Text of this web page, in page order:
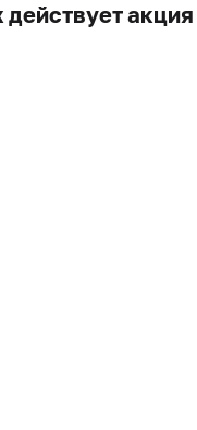
акция